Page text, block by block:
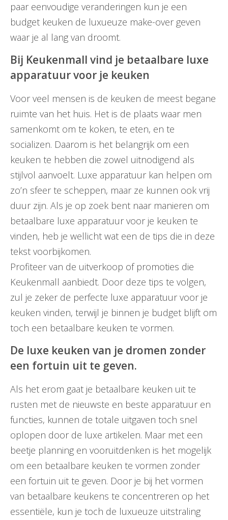
paar eenvoudige veranderingen kun je een
budget keuken de luxueuze make-over geven
waar je al lang van droomt.
Bij Keukenmall vind je betaalbare luxe
apparatuur voor je keuken
Voor veel mensen is de keuken de meest begane
ruimte van het huis. Het is de plaats waar men
samenkomt om te koken, te eten, en te
socializen. Daarom is het belangrijk om een
keuken te hebben die zowel uitnodigend als
stijlvol aanvoelt. Luxe apparatuur kan helpen om
zo’n sfeer te scheppen, maar ze kunnen ook vrij
duur zijn. Als je op zoek bent naar manieren om
betaalbare luxe apparatuur voor je keuken te
vinden, heb je wellicht wat een de tips die in deze
tekst voorbijkomen.
Profiteer van de uitverkoop of promoties die
Keukenmall aanbiedt. Door deze tips te volgen,
zul je zeker de perfecte luxe apparatuur voor je
keuken vinden, terwijl je binnen je budget blijft om
toch een betaalbare keuken te vormen.
De luxe keuken van je dromen zonder
een fortuin uit te geven.
Als het erom gaat je betaalbare keuken uit te
rusten met de nieuwste en beste apparatuur en
functies, kunnen de totale uitgaven toch snel
oplopen door de luxe artikelen. Maar met een
beetje planning en vooruitdenken is het mogelijk
om een betaalbare keuken te vormen zonder
een fortuin uit te geven. Door je bij het vormen
van betaalbare keukens te concentreren op het
essentiële, kun je toch de luxueuze uitstraling